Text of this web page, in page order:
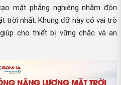
mặt phẳng nghiêng nhằm đón
trời nhất. Khung đỡ này có vai trò
cho thiết bị vững chắc và an